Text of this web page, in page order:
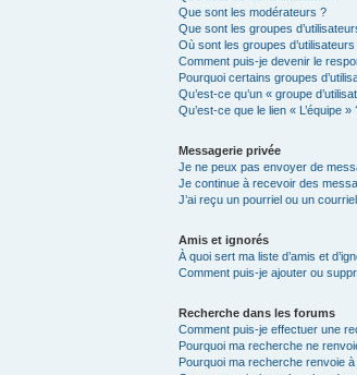
Que sont les modérateurs ?
Que sont les groupes
Où sont les groupes
Comment puis-je devenir le
Pourquoi certains groupes
Qu’est-ce qu’un « groupe
Qu’est-ce que le lien « L’équipe »
Messagerie privée
Je ne peux pas envoyer de
Je continue à recevoir des
J’ai reçu un pourriel ou un
Amis et ignorés
À quoi sert ma liste d’amis et
Comment puis-je ajouter ou
Recherche dans les forums
Comment puis-je effectuer une
Pourquoi ma recherche ne
Pourquoi ma recherche renvoie